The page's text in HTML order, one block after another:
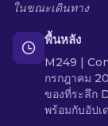
ในขณะเดินทาง
พื้นหลัง
M249 |
กรกฎาคม
ของที่ระลึก
พร้อมกับอัป